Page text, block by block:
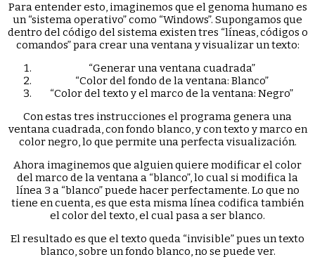
Para entender esto, imaginemos que el genoma humano es
un “sistema operativo” como “Windows”. Supongamos que
dentro del código del sistema existen tres “líneas, códigos o
comandos” para crear una ventana y visualizar un texto:
“Generar una ventana cuadrada”
“Color del fondo de la ventana: Blanco”
“Color del texto y el marco de la ventana: Negro”
Con estas tres instrucciones el programa genera una
ventana cuadrada, con fondo blanco, y con texto y marco en
color negro, lo que permite una perfecta visualización.
Ahora imaginemos que alguien quiere modificar el color
del marco de la ventana a “blanco”, lo cual si modifica la
línea 3 a “blanco” puede hacer perfectamente. Lo que no
tiene en cuenta, es que esta misma línea codifica también
el color del texto, el cual pasa a ser blanco.
El resultado es que el texto queda “invisible” pues un texto
blanco, sobre un fondo blanco, no se puede ver.